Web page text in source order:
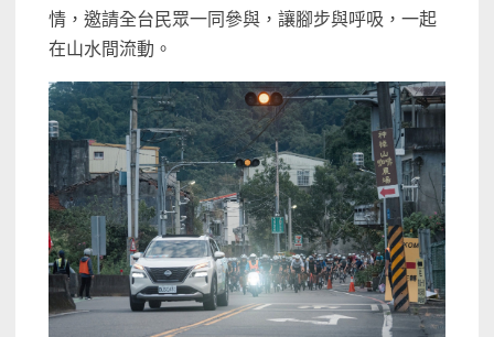
情，邀請全台民眾一同參與，讓腳步與呼吸，一起
在山水間流動。